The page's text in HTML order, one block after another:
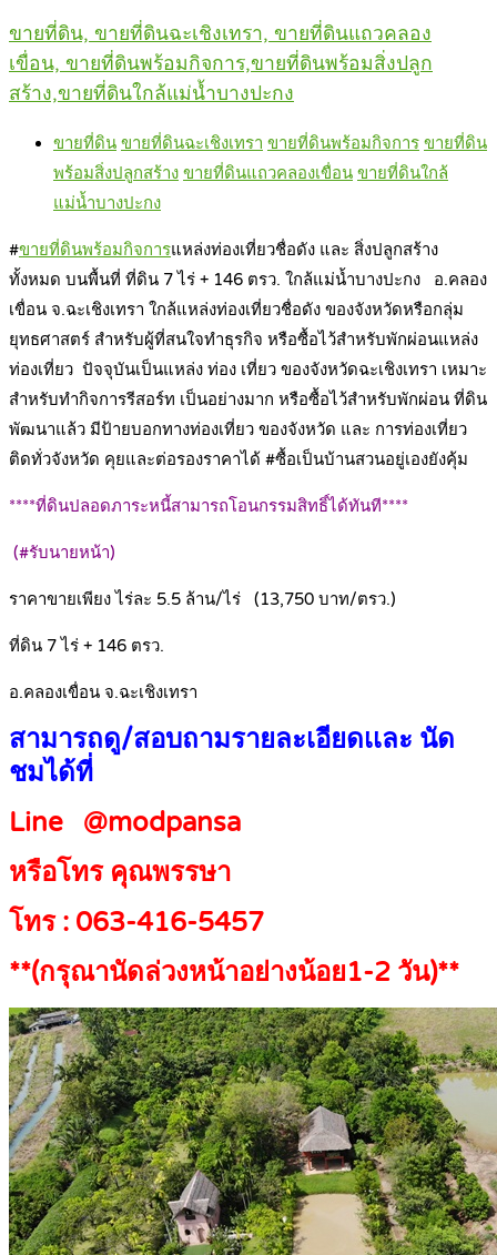
ขายที่ดิน, ขายที่ดินฉะเชิงเทรา, ขายที่ดินแถวคลอง
เขื่อน, ขายที่ดินพร้อมกิจการ,ขายที่ดินพร้อมสิ่งปลูก
สร้าง,ขายที่ดินใกล้แม่น้ำบางปะกง
ขายที่ดิน ขายที่ดินฉะเชิงเทรา ขายที่ดินพร้อมกิจการ ขายที่ดิน
พร้อมสิ่งปลูกสร้าง ขายที่ดินแถวคลองเขื่อน ขายที่ดินใกล้
แม่น้ำบางปะกง
#ขายที่ดินพร้อมกิจการแหล่งท่องเที่ยวชื่อดัง และ สิ่งปลูกสร้าง
ทั้งหมด บนพื้นที่ ที่ดิน 7 ไร่ + 146 ตรว. ใกล้แม่น้ำบางปะกง อ.คลอง
เขื่อน จ.ฉะเชิงเทรา ใกล้แหล่งท่องเที่ยวชื่อดัง ของจังหวัดหรือกลุ่ม
ยุทธศาสตร์ สำหรับผู้ที่สนใจทำธุรกิจ หรือซื้อไว้สำหรับพักผ่อนแหล่ง
ท่องเที่ยว ปัจจุบันเป็นแหล่ง ท่อง เที่ยว ของจังหวัดฉะเชิงเทรา เหมาะ
สำหรับทำกิจการรีสอร์ท เป็นอย่างมาก หรือซื้อไว้สำหรับพักผ่อน ที่ดิน
พัฒนาแล้ว มีป้ายบอกทางท่องเที่ยว ของจังหวัด และ การท่องเที่ยว
ติดทั่วจังหวัด คุยและต่อรองราคาได้ #ซื้อเป็นบ้านสวนอยู่เองยังคุ้ม
****ที่ดินปลอดภาระหนี้สามารถโอนกรรมสิทธิ์ได้ทันที****
(#รับนายหน้า)
ราคาขายเพียง ไร่ละ 5.5 ล้าน/ไร่ (13,750 บาท/ตรว.)
ที่ดิน 7 ไร่ + 146 ตรว.
อ.คลองเขื่อน จ.ฉะเชิงเทรา
สามารถดู/สอบถามรายละเอียดเเละ นัด
ชมได้ที่
Line @modpansa
หรือโทร คุณพรรษา
โทร : 063-416-5457
**(กรุณานัดล่วงหน้าอย่างน้อย1-2 วัน)**